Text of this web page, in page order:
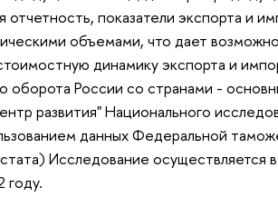
показатели экспорта и
объемами, что дает
динамику экспорта и
оборота России со странами -
развития" Национального
данных Федеральной
Исследование осуществляется